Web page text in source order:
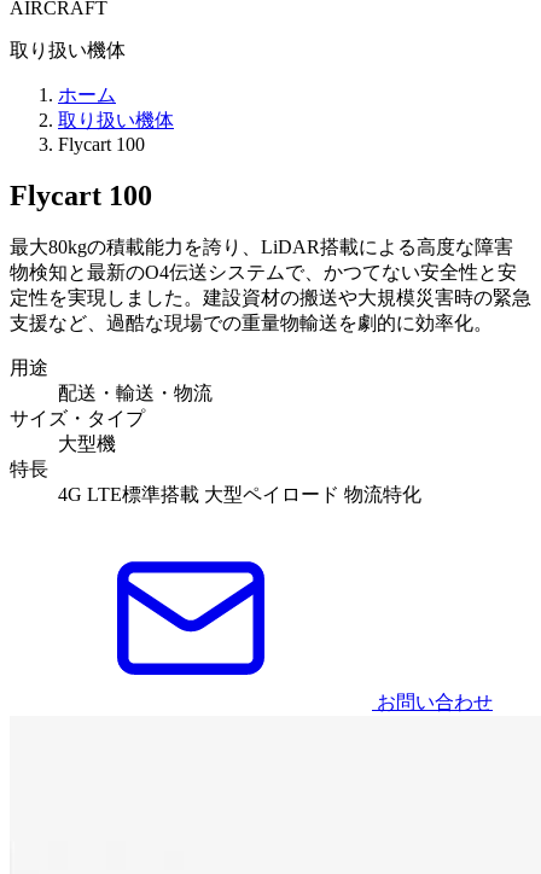
AIRCRAFT
取り扱い機体
ホーム
取り扱い機体
Flycart 100
Flycart 100
最大80kgの積載能力を誇り、LiDAR搭載による高度な障害
物検知と最新のO4伝送システムで、かつてない安全性と安
定性を実現しました。建設資材の搬送や大規模災害時の緊急
支援など、過酷な現場での重量物輸送を劇的に効率化。
用途
配送・輸送・物流
サイズ・タイプ
大型機
特長
4G LTE標準搭載 大型ペイロード 物流特化
お問い合わせ